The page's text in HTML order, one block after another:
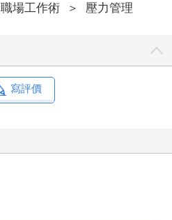
職場工作術 ＞ 壓力管理
寫評價